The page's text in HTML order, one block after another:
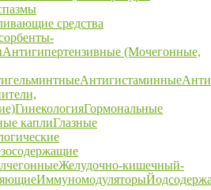
средства
Антигипертензивные (Мочегонные,
Антигистаминные
ГинекологияГормональные
каплиГлазные
Желудочно-кишечный-
Иммуномодуляторы